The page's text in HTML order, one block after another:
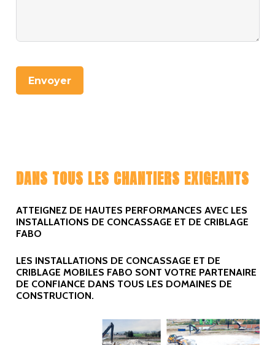
Envoyer
DANS TOUS LES CHANTIERS EXIGEANTS
ATTEIGNEZ DE HAUTES PERFORMANCES AVEC LES
INSTALLATIONS DE CONCASSAGE ET DE CRIBLAGE
FABO
LES INSTALLATIONS DE CONCASSAGE ET DE
CRIBLAGE MOBILES FABO SONT VOTRE PARTENAIRE
DE CONFIANCE DANS TOUS LES DOMAINES DE
CONSTRUCTION.